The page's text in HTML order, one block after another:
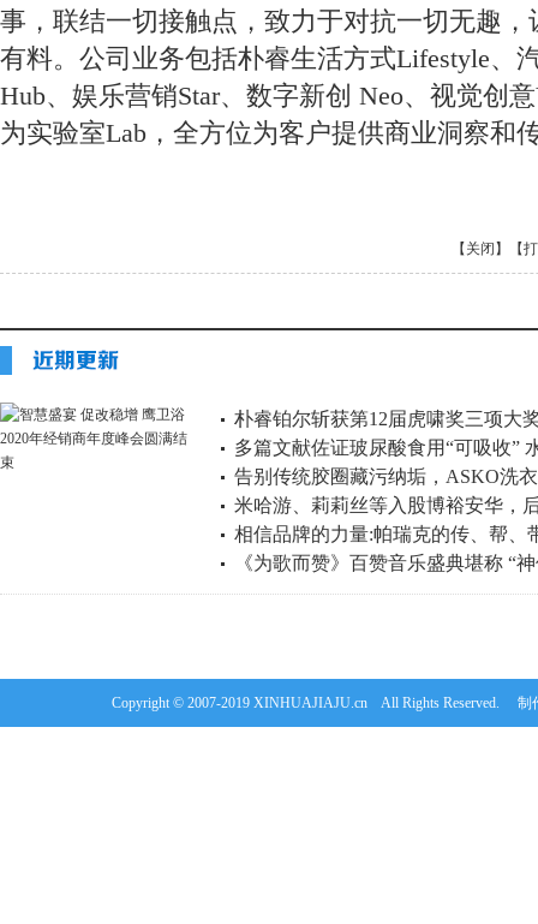
事，联结一切接触点，致力于对抗一切无趣
有料。公司业务包括朴睿生活方式Lifestyle、
Hub、娱乐营销Star、数字新创 Neo、视觉创
为实验室Lab，全方位为客户提供商业洞察和
【关闭】 【
朴睿铂尔斩获第12届虎啸奖三项大
多篇文献佐证玻尿酸食用“可吸收”
赛道
告别传统胶圈藏污纳垢，ASKO洗
净体验
米哈游、莉莉丝等入股博裕安华，
相信品牌的力量:帕瑞克的传、帮、
《为歌而赞》百赞音乐盛典堪称 “
竟花落谁家？
Copyright © 2007-2019 XINHUAJIAJU.cn All Rights Reserved.